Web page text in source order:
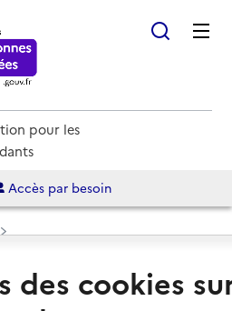
pour les
Accès par besoin
: liste des 2
des cookies